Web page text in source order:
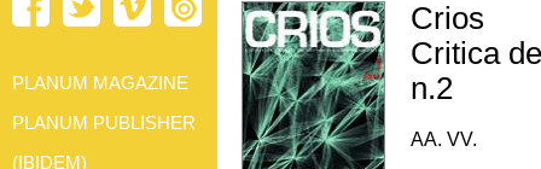
Crios
Critica
n.2
AA. VV.
PLANUM MAGAZINE
PLANUM PUBLISHER
(IBIDEM)